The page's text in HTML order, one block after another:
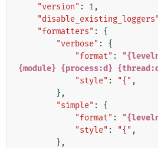
"version" : 1,
"disable_existing_loggers"
"formatters" :
{
"verbose" :
{
"format" : "
{module} {process:d}
"style" : "{" ,
},
"simple" :
{
"format" : "
"style" : "{" ,
},